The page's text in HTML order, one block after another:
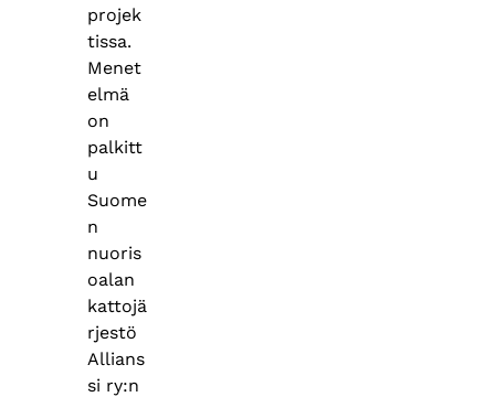
projek
tissa.
Menet
elmä
on
palkitt
u
Suome
n
nuoris
oalan
kattojä
rjestö
Allians
si ry:n